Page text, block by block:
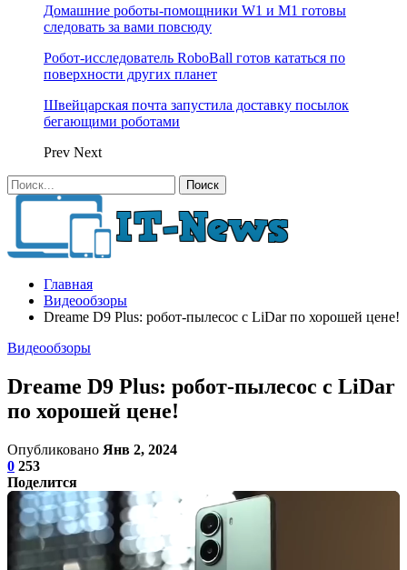
Домашние роботы-помощники W1 и M1 готовы
следовать за вами повсюду
Робот-исследователь RoboBall готов кататься по
поверхности других планет
Швейцарская почта запустила доставку посылок
бегающими роботами
Prev Next
Главная
Видеообзоры
Dreame D9 Plus: робот-пылесос с LiDar по хорошей цене!
Видеообзоры
Dreame D9 Plus: робот-пылесос с LiDar
по хорошей цене!
Опубликовано Янв 2, 2024
0 253
Поделится